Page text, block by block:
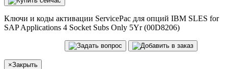
Ключи и коды активации ServicePac для опций IBM SLES for
SAP Applications 4 Socket Subs Only 5Yr (00D8206)
×Закрыть